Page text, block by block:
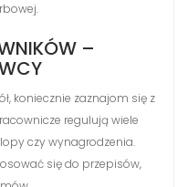
–
koniecznie zaznajom się z
regulują wiele
czy wynagrodzenia.
się do przepisów,